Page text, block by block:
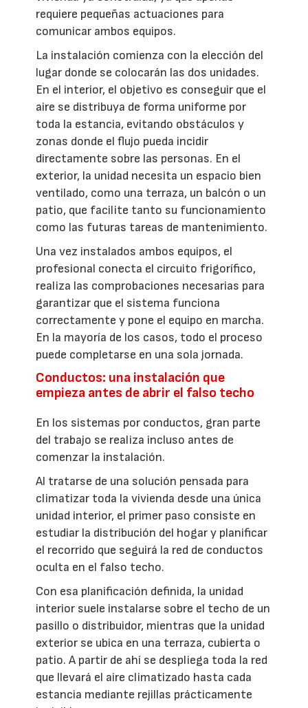
requiere pequeñas actuaciones para
comunicar ambos equipos.
La instalación comienza con la elección del
lugar donde se colocarán las dos unidades.
En el interior, el objetivo es conseguir que el
aire se distribuya de forma uniforme por
toda la estancia, evitando obstáculos y
zonas donde el flujo pueda incidir
directamente sobre las personas. En el
exterior, la unidad necesita un espacio bien
ventilado, como una terraza, un balcón o un
patio, que facilite tanto su funcionamiento
como las futuras tareas de mantenimiento.
Una vez instalados ambos equipos, el
profesional conecta el circuito frigorífico,
realiza las comprobaciones necesarias para
garantizar que el sistema funciona
correctamente y pone el equipo en marcha.
En la mayoría de los casos, todo el proceso
puede completarse en una sola jornada.
Conductos: una instalación que
empieza antes de abrir el falso techo
En los sistemas por conductos, gran parte
del trabajo se realiza incluso antes de
comenzar la instalación.
Al tratarse de una solución pensada para
climatizar toda la vivienda desde una única
unidad interior, el primer paso consiste en
estudiar la distribución del hogar y planificar
el recorrido que seguirá la red de conductos
oculta en el falso techo.
Con esa planificación definida, la unidad
interior suele instalarse sobre el techo de un
pasillo o distribuidor, mientras que la unidad
exterior se ubica en una terraza, cubierta o
patio. A partir de ahí se despliega toda la red
que llevará el aire climatizado hasta cada
estancia mediante rejillas prácticamente